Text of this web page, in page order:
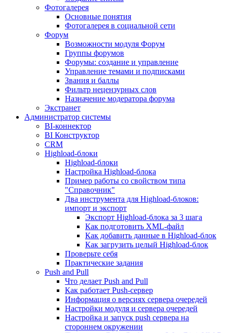
Фотогалерея
Основные понятия
Фотогалерея в социальной сети
Форум
Возможности модуля Форум
Группы форумов
Форумы: создание и управление
Управление темами и подписками
Звания и баллы
Фильтр нецензурных слов
Назначение модератора форума
Экстранет
Администратор системы
BI-коннектор
BI Конструктор
CRM
Highload-блоки
Highload-блоки
Настройка Highload-блока
Пример работы со свойством типа
"Справочник"
Два инструмента для Highload-блоков:
импорт и экспорт
Экспорт Highload-блока за 3 шага
Как подготовить XML-файл
Как добавить данные в Highload-блок
Как загрузить целый Highload-блок
Проверьте себя
Практические задания
Push and Pull
Что делает Push and Pull
Как работает Push-сервер
Информация о версиях сервера очередей
Настройки модуля и сервера очередей
Настройка и запуск push сервера на
стороннем окружении